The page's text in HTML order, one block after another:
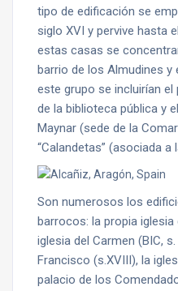
tipo de edificación se
siglo XVI y pervive hasta
estas casas se
barrio de los Almudines y
este grupo se incluirían
de la biblioteca pública y
Maynar (sede de la
“Calandetas” (asociada a
Son numerosos los
barrocos: la propia iglesia
iglesia del Carmen (BIC,
Francisco (s.XVIII), la
palacio de los